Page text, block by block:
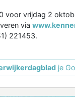
voor vrijdag 2
via
221453.
je